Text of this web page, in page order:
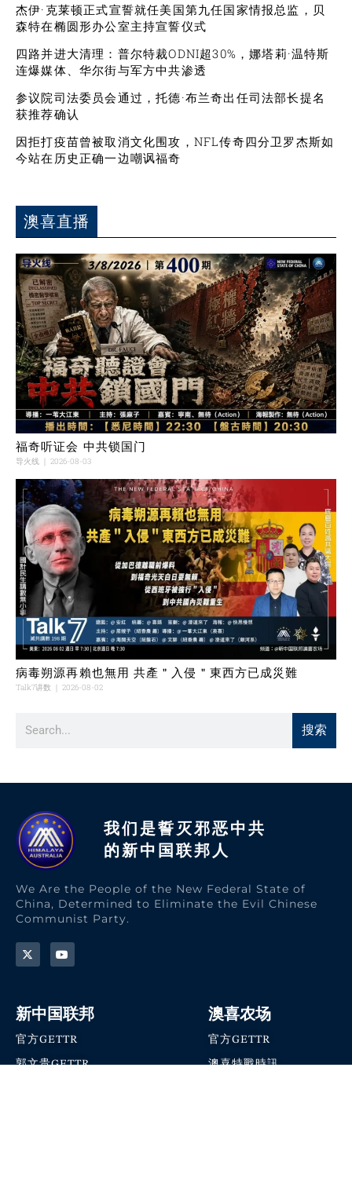
杰伊·克莱顿正式宣誓就任美国第九任国家情报总监，贝
森特在椭圆形办公室主持宣誓仪式
四路并进大清理：普尔特裁ODNI超30%，娜塔莉·温特斯
连爆媒体、华尔街与军方中共渗透
参议院司法委员会通过，托德·布兰奇出任司法部长提名
获推荐确认
因拒打疫苗曾被取消文化围攻，NFL传奇四分卫罗杰斯如
今站在历史正确一边嘲讽福奇
澳喜直播
福奇听证会 中共锁国门
导火线 2026-08-03
病毒朔源再賴也無用 共產＂入侵＂東西方已成災難
Talk7讲数 2026-08-02
搜索
我们是誓灭邪恶中共
的新中国联邦人​
We Are the People of the New Federal State of
China, Determined to Eliminate the Evil Chinese
Communist Party.
新中国联邦
官方GETTR
郭文贵GETTR
澳喜农场
官方GETTR
澳喜特戰時訊